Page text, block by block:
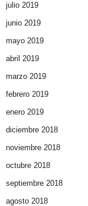
julio 2019
junio 2019
mayo 2019
abril 2019
marzo 2019
febrero 2019
enero 2019
diciembre 2018
noviembre 2018
octubre 2018
septiembre 2018
agosto 2018